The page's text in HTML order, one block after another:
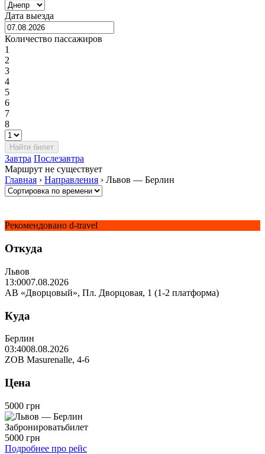
Дата выезда
Количество пассажиров
1
2
3
4
5
6
7
8
Завтра Послезавтра
Маршрут не существует
Главная › Направления › Львов — Берлин
Рекомендовано d-travel
Откуда
Львов
13:0007.08.2026
АВ «Дворцовый», Пл. Дворцовая, 1 (1-2 платформа)
Куда
Берлин
03:4008.08.2026
ZOB Masurenalle, 4-6
Цена
5000 грн
Забронироватьбилет
5000 грн
Подробнее про рейс